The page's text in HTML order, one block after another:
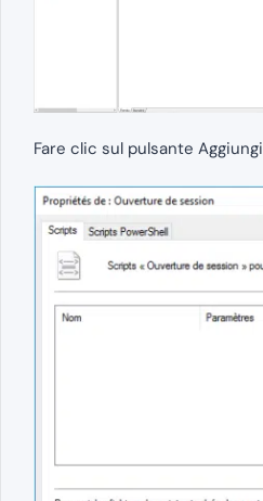
Fare clic sul pulsante Aggiungi